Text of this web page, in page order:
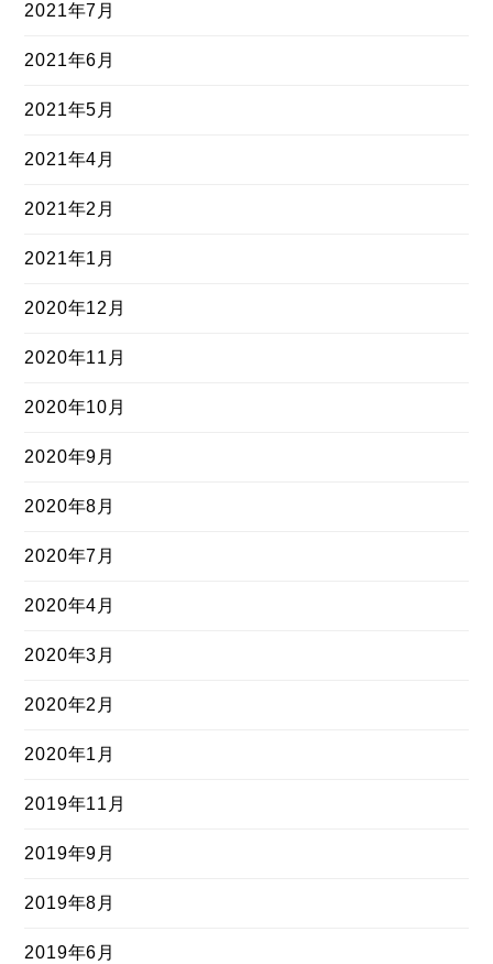
2021年7月
2021年6月
2021年5月
2021年4月
2021年2月
2021年1月
2020年12月
2020年11月
2020年10月
2020年9月
2020年8月
2020年7月
2020年4月
2020年3月
2020年2月
2020年1月
2019年11月
2019年9月
2019年8月
2019年6月